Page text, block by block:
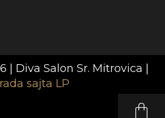
Diva Salon Sr. Mitrovica |
sajta LP